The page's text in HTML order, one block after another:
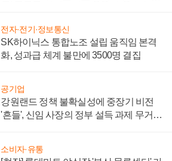
전자·전기·정보통신
SK하이닉스 통합노조 설립 움직임 본격
화, 성과급 체계 불만에 3500명 결집
공기업
강원랜드 정책 불확실성에 중장기 비전
'흔들', 신임 사장의 정부 설득 과제 무거워
소비자·유통